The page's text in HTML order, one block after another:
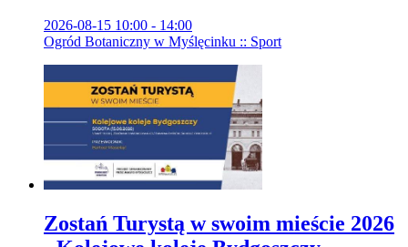
2026-08-15 10:00 - 14:00
Ogród Botaniczny w Myślęcinku :: Sport
Zostań Turystą w swoim mieście 2026